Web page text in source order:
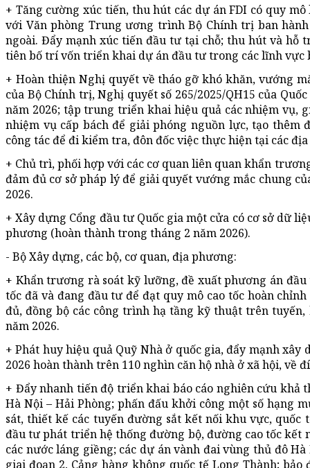
+ Tăng cường xúc tiến, thu hút các dự án FDI có quy
với Văn phòng Trung ương trình Bộ Chính trị ban
ngoài. Đẩy mạnh xúc tiến đầu tư tại chỗ; thu hút và hỗ
tiên bố trí vốn triển khai dự án đầu tư trong các lĩnh vực
+ Hoàn thiện Nghị quyết về tháo gỡ khó khăn, vướng
của Bộ Chính trị, Nghị quyết số 265/2025/QH15 của
năm 2026; tập trung triển khai hiệu quả các nhiệm vụ,
nhiệm vụ cấp bách để giải phóng nguồn lực, tạo
công tác để đi kiểm tra, đôn đốc việc thực hiện tại các
+ Chủ trì, phối hợp với các cơ quan liên quan khẩn
đảm đủ cơ sở pháp lý để giải quyết vướng mắc chung
2026.
+ Xây dựng Cổng đầu tư Quốc gia một cửa có cơ sở dữ
phương (hoàn thành trong tháng 2 năm 2026).
- Bộ Xây dựng, các bộ, cơ quan, địa phương:
+ Khẩn trương rà soát kỹ lưỡng, đề xuất phương án
tốc đã và đang đầu tư để đạt quy mô cao tốc hoàn
đủ, đồng bộ các công trình hạ tầng kỹ thuật trên
năm 2026.
+ Phát huy hiệu quả Quỹ Nhà ở quốc gia, đẩy mạnh
2026 hoàn thành trên 110 nghìn căn hộ nhà ở xã hội, về
+ Đẩy nhanh tiến độ triển khai báo cáo nghiên cứu khả
Hà Nội – Hải Phòng; phấn đấu khởi công một số hạng
sát, thiết kế các tuyến đường sắt kết nối khu vực, quốc
đầu tư phát triển hệ thống đường bộ, đường cao tốc kết
các nước láng giềng; các dự án vành đai vùng thủ đô
giai đoạn 2, Cảng hàng không quốc tế Long Thành;